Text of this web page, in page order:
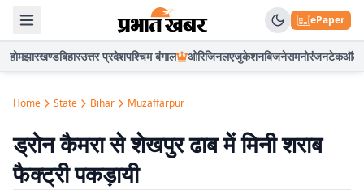
ePaper
होमझारखण्डबिहारउत्तर प्रदेशपश्चिम बंगाल ओरिजिनलएजुकेशनबिजनेसमनोरंजनटेकऑटो
Home State Bihar Muzaffarpur
ड्रोन कैमरा से शेखपुर ढाब में मिनी शराब
फैक्ट्री पकड़ायी